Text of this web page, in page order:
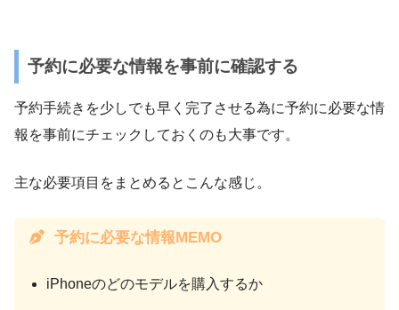
予約に必要な情報を事前に確認する
予約手続きを少しでも早く完了させる為に予約に必要な情
報を事前にチェックしておくのも大事です。
主な必要項目をまとめるとこんな感じ。
予約に必要な情報MEMO
iPhoneのどのモデルを購入するか